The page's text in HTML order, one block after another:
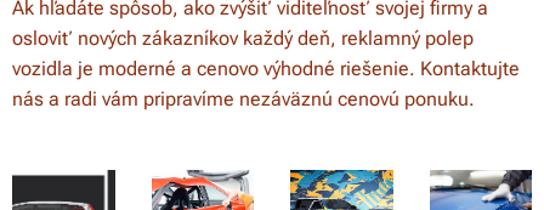
Ak hľadáte spôsob, ako zvýšiť viditeľnosť svojej firmy a
osloviť nových zákazníkov každý deň, reklamný polep
vozidla je moderné a cenovo výhodné riešenie. Kontaktujte
nás a radi vám pripravíme nezáväznú cenovú ponuku.